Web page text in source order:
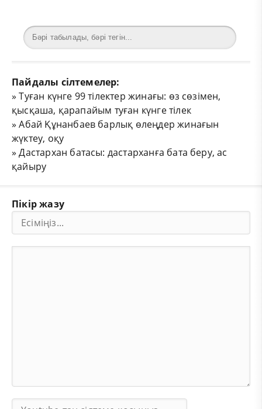
Пайдалы сілтемелер:
»Туған күнге 99 тілектер жинағы: өз сөзімен,
қысқаша, қарапайым туған күнге тілек
»Абай Құнанбаев барлық өлеңдер жинағын
жүктеу, оқу
»Дастархан батасы: дастарханға бата беру, ас
қайыру
Пікір жазу